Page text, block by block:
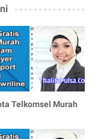
Telkomsel Murah